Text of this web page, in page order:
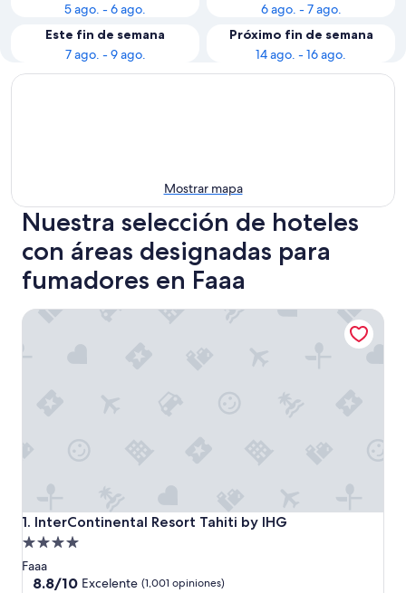
5 ago. - 6 ago.
6 ago. - 7 ago.
Este fin de semana
7 ago. - 9 ago.
Próximo fin de semana
14 ago. - 16 ago.
Mostrar mapa
Nuestra selección de hoteles
con áreas designadas para
fumadores en Faaa
1. InterContinental Resort Tahiti by IHG
InterContinental Resort Tahiti by IHG
Propiedad
de
4.0
Faaa
8.8
8.8/10 Excelente (1,001 opiniones)
InterContinental Resort Tahiti by IHG